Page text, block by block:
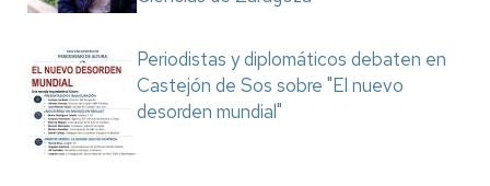
Periodistas y diplomáticos debaten en
Castejón de Sos sobre "El nuevo
desorden mundial"